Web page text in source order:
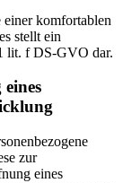
komfortablen
stellt ein
lit. f DS-GVO dar.
zur
eines